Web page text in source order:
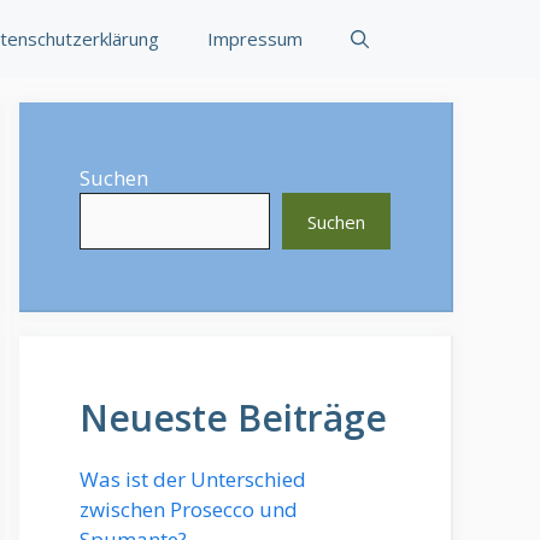
Impressum
Suchen
Suchen
Neueste Beiträge
Was ist der Unterschied
zwischen Prosecco und